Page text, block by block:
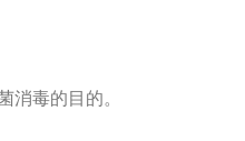
的目的。